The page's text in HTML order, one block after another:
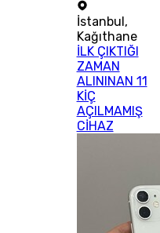
İstanbul,
Kağıthane
İLK ÇIKTIĞI
ZAMAN
ALININAN 11
KİÇ
AÇILMAMIŞ
CİHAZ